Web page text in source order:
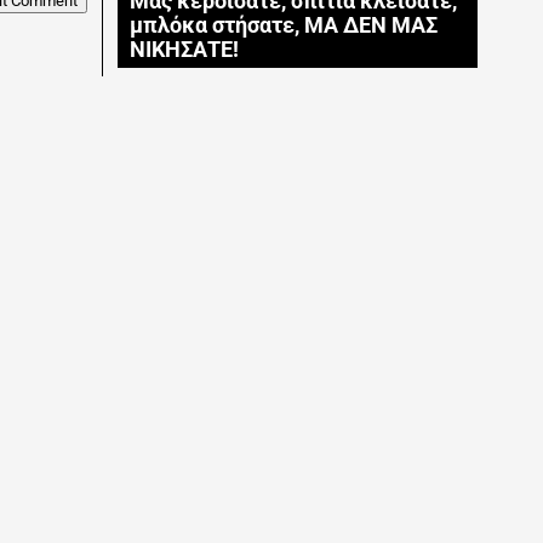
μπλόκα στήσατε, ΜΑ ΔΕΝ ΜΑΣ
ΝΙΚΗΣΑΤΕ!